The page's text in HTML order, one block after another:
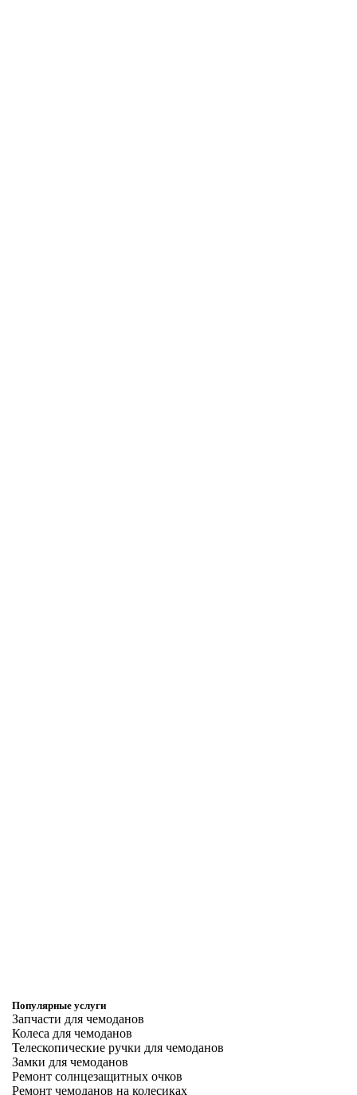
Популярные услуги
Запчасти для чемоданов
Колеса для чемоданов
Телескопические ручки для чемоданов
Замки для чемоданов
Ремонт солнцезащитных очков
Ремонт чемоданов на колесиках